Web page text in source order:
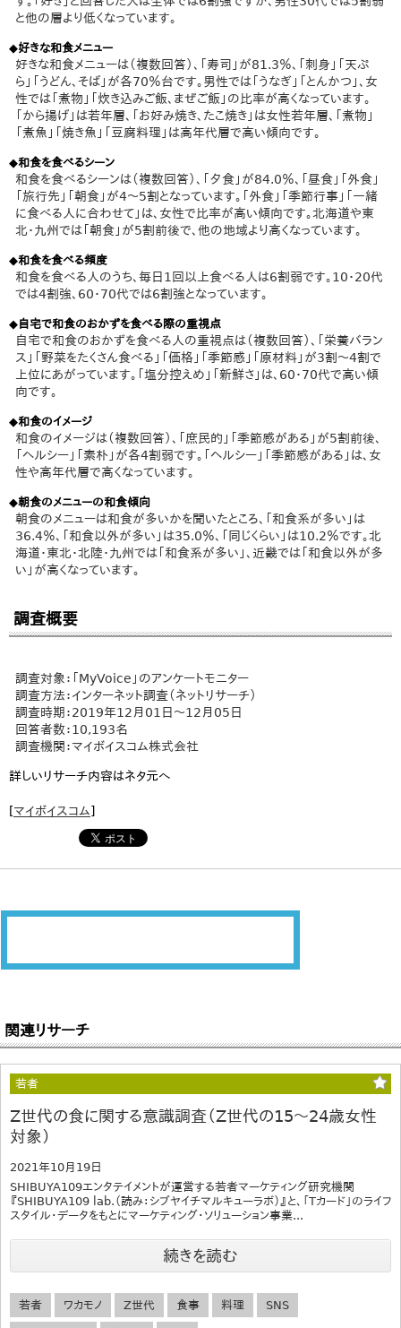
と他の層より低くなっています。
◆好きな和食メニュー
好きな和食メニューは（複数回答）、「寿司」が81.3％、「刺身」「天ぷ
ら」「うどん、そば」が各70％台です。男性では「うなぎ」「とんかつ」、女
性では「煮物」「炊き込みご飯、まぜご飯」の比率が高くなっています。
「から揚げ」は若年層、「お好み焼き、たこ焼き」は女性若年層、「煮物」
「煮魚」「焼き魚」「豆腐料理」は高年代層で高い傾向です。
◆和食を食べるシーン
和食を食べるシーンは（複数回答）、「夕食」が84.0％、「昼食」「外食」
「旅行先」「朝食」が4～5割となっています。「外食」「季節行事」「一緒
に食べる人に合わせて」は、女性で比率が高い傾向です。北海道や東
北・九州では「朝食」が5割前後で、他の地域より高くなっています。
◆和食を食べる頻度
和食を食べる人のうち、毎日1回以上食べる人は6割弱です。10・20代
では4割強、60・70代では6割強となっています。
◆自宅で和食のおかずを食べる際の重視点
自宅で和食のおかずを食べる人の重視点は（複数回答）、「栄養バラン
ス」「野菜をたくさん食べる」「価格」「季節感」「原材料」が3割～4割で
上位にあがっています。「塩分控えめ」「新鮮さ」は、60・70代で高い傾
向です。
◆和食のイメージ
和食のイメージは（複数回答）、「庶民的」「季節感がある」が5割前後、
「ヘルシー」「素朴」が各4割弱です。「ヘルシー」「季節感がある」は、女
性や高年代層で高くなっています。
◆朝食のメニューの和食傾向
朝食のメニューは和食が多いかを聞いたところ、「和食系が多い」は
36.4％、「和食以外が多い」は35.0％、「同じくらい」は10.2％です。北
海道・東北・北陸・九州では「和食系が多い」、近畿では「和食以外が多
い」が高くなっています。
調査概要
調査対象：「MyVoice」のアンケートモニター
調査方法：インターネット調査（ネットリサーチ）
調査時期：2019年12月01日～12月05日
回答者数：10,193名
調査機関：マイボイスコム株式会社
詳しいリサーチ内容はネタ元へ
[マイボイスコム]
関連リサーチ
若者
Z世代の食に関する意識調査（Z世代の15～24歳女性
対象）
2021年10月19日
SHIBUYA109エンタテイメントが運営する若者マーケティング研究機関
『SHIBUYA109 lab.（読み：シブヤイチマルキューラボ）』と、「Tカード」のライフ
スタイル・データをもとにマーケティング・ソリューション事業...
続きを読む
若者 ワカモノ Z世代 食事 料理 SNS